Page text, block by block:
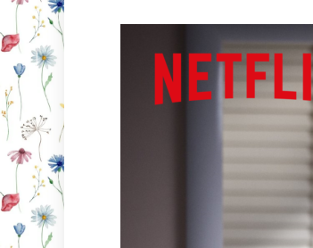
Orriëns